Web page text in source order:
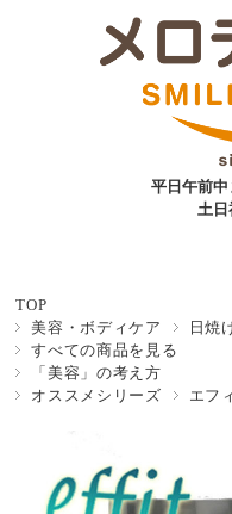
平日午前
土日
TOP
美容・ボディケア
日焼
すべての商品を見る
「美容」の考え方
オススメシリーズ
エフ